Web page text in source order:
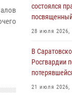
состоялся
28 июля 2026,
В
Росгвардии
21 июля 2026,